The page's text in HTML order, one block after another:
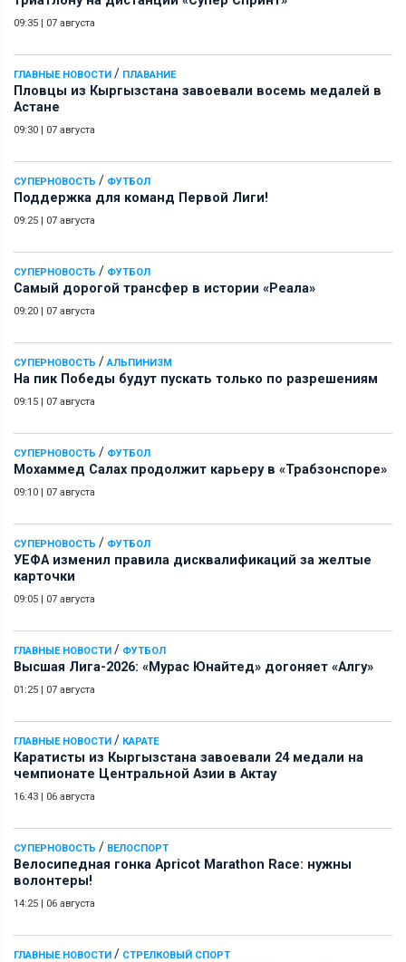
09:35 | 07 августа
ГЛАВНЫЕ НОВОСТИ / ПЛАВАНИЕ
Пловцы из Кыргызстана завоевали восемь медалей в
Астане
09:30 | 07 августа
СУПЕРНОВОСТЬ / ФУТБОЛ
Поддержка для команд Первой Лиги!
09:25 | 07 августа
СУПЕРНОВОСТЬ / ФУТБОЛ
Самый дорогой трансфер в истории «Реала»
09:20 | 07 августа
СУПЕРНОВОСТЬ / АЛЬПИНИЗМ
На пик Победы будут пускать только по разрешениям
09:15 | 07 августа
СУПЕРНОВОСТЬ / ФУТБОЛ
Мохаммед Салах продолжит карьеру в «Трабзонспоре»
09:10 | 07 августа
СУПЕРНОВОСТЬ / ФУТБОЛ
УЕФА изменил правила дисквалификаций за желтые
карточки
09:05 | 07 августа
ГЛАВНЫЕ НОВОСТИ / ФУТБОЛ
Высшая Лига-2026: «Мурас Юнайтед» догоняет «Алгу»
01:25 | 07 августа
ГЛАВНЫЕ НОВОСТИ / КАРАТЕ
Каратисты из Кыргызстана завоевали 24 медали на
чемпионате Центральной Азии в Актау
16:43 | 06 августа
СУПЕРНОВОСТЬ / ВЕЛОСПОРТ
Велосипедная гонка Apricot Marathon Race: нужны
волонтеры!
14:25 | 06 августа
ГЛАВНЫЕ НОВОСТИ / СТРЕЛКОВЫЙ СПОРТ